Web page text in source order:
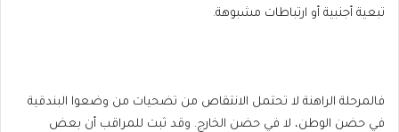
تبعية أجنبية أو ارتباطات مشبوهة.
فالمرحلة الراهنة لا تحتمل الانتقاص من تضحيات من وضعوا البندقية
في حضن الوطن، لا في حضن الخارج. وقد ثبت للمراقب أن بعض